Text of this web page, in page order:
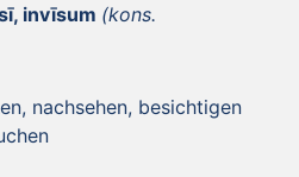
invīsum (kons.
nachsehen, besichtigen